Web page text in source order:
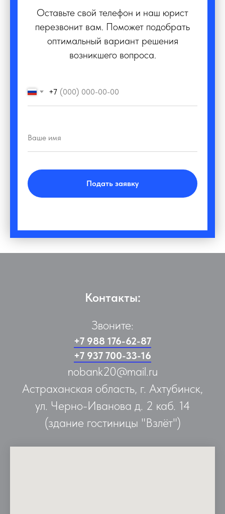
Оставьте свой телефон и наш юрист
перезвонит вам. Поможет подобрать
оптимальный вариант решения
возникшего вопроса.
+7
Подать заявку
Контакты:
Звоните:
+7 988 176-62-87
+7 937 700-33-16
nobank20@mail.ru
Астраханская область, г. Ахтубинск,
ул. Черно-Иванова д. 2 каб. 14
(здание гостиницы "Взлёт")